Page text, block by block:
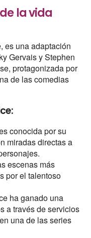
la vida
es una adaptación
Gervais y Stephen
protagonizada por
de las comedias
conocida por su
miradas directas a
escenas más
por el talentoso
ha ganado una
a través de servicios
una de las series